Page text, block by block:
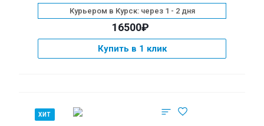
Курьером в Курск: через 1 - 2 дня
16500₽
Купить в 1 клик
ХИТ